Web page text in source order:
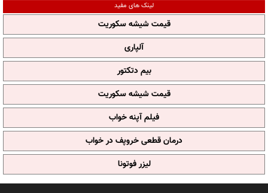
لینک های مفید
قیمت شیشه سکوریت
آلپاری
بیم دتکتور
قیمت شیشه سکوریت
فیلم آپنه خواب
درمان قطعی خروپف در خواب
لیزر فوتونا